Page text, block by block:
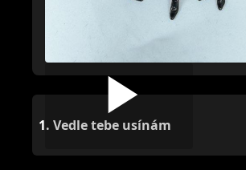
1. Vedle tebe usínám